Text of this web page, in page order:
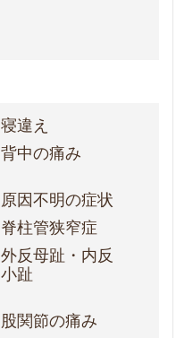
寝違え
背中の痛み
原因不明の症状
脊柱管狭窄症
外反母趾・内反
小趾
股関節の痛み